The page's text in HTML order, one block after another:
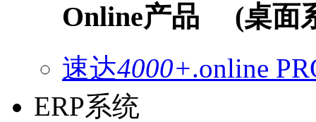
Online产品 (桌面
速达4000+.online
ERP系统